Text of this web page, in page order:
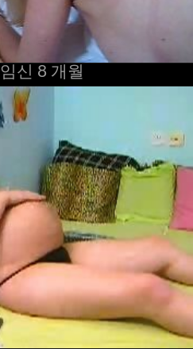
임신 8 개월